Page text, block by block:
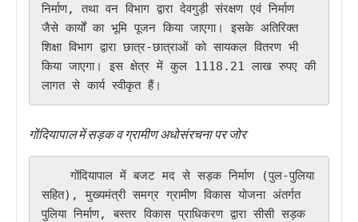
निर्माण, तथा वन विभाग द्वारा देवगुड़ी संरक्षण एवं निर्माण
जैसे कार्यों का भूमि पूजन किया जाएगा। इसके अतिरिक्त
शिक्षा विभाग द्वारा छात्र-छात्राओं को सायकल वितरण भी
किया जाएगा। इस क्षेत्र में कुल 1118.21 लाख रुपए की
लागत से कार्य स्वीकृत हैं।
गोंदियापाल में सड़क व ग्रामीण अधोसंरचना पर जोर
    गोंदियापाल में बजट मद से सड़क निर्माण (पुल-पुलिया
सहित), मुख्यमंत्री समग्र ग्रामीण विकास योजना अंतर्गत
पुलिया निर्माण, बस्तर विकास प्राधिकरण द्वारा सीसी सड़क